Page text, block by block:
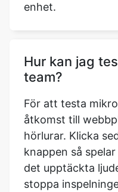
enhet.
Hur kan jag
team?
För att testa
åtkomst till
hörlurar. Klicka
knappen så
det upptäckta
stoppa